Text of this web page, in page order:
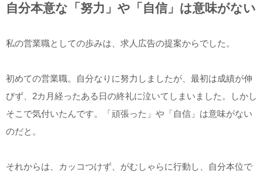
自分本意な「努力」や「自信」は意味がない
私の営業職としての歩みは、求人広告の提案からでした。
初めての営業職。自分なりに努力しましたが、最初は成績が伸
びず、2カ月経ったある日の終礼に泣いてしまいました。しかし
そこで気付いたんです。「頑張った」や「自信」は意味がない
のだと。
それからは、カッコつけず、がむしゃらに行動し、自分本位で